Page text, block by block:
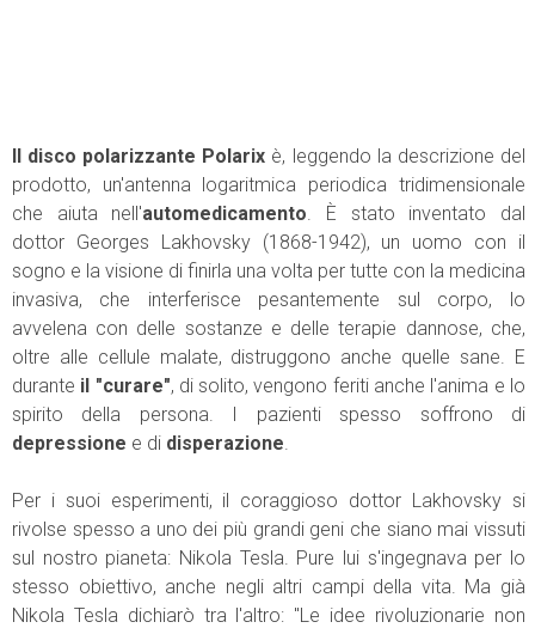
Il disco polarizzante Polarix è, leggendo la descrizione del
prodotto, un'antenna logaritmica periodica tridimensionale
che aiuta nell'automedicamento. È stato inventato dal
dottor Georges Lakhovsky (1868-1942), un uomo con il
sogno e la visione di finirla una volta per tutte con la medicina
invasiva, che interferisce pesantemente sul corpo, lo
avvelena con delle sostanze e delle terapie dannose, che,
oltre alle cellule malate, distruggono anche quelle sane. E
durante il "curare", di solito, vengono feriti anche l'anima e lo
spirito della persona. I pazienti spesso soffrono di
depressione e di disperazione.
Per i suoi esperimenti, il coraggioso dottor Lakhovsky si
rivolse spesso a uno dei più grandi geni che siano mai vissuti
sul nostro pianeta: Nikola Tesla. Pure lui s'ingegnava per lo
stesso obiettivo, anche negli altri campi della vita. Ma già
Nikola Tesla dichiarò tra l'altro: "Le idee rivoluzionarie non